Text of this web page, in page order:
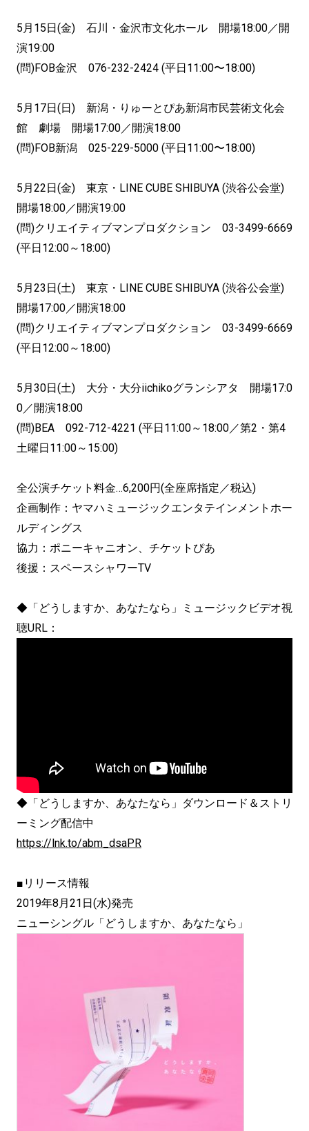
5月15日(金) 石川・金沢市文化ホール 開場18:00／開
演19:00
(問)FOB金沢 076-232-2424 (平日11:00〜18:00)
5月17日(日) 新潟・りゅーとぴあ新潟市民芸術文化会
館 劇場 開場17:00／開演18:00
(問)FOB新潟 025-229-5000 (平日11:00〜18:00)
5月22日(金) 東京・LINE CUBE SHIBUYA (渋谷公会堂)
開場18:00／開演19:00
(問)クリエイティブマンプロダクション 03-3499-6669
(平日12:00～18:00)
5月23日(土) 東京・LINE CUBE SHIBUYA (渋谷公会堂)
開場17:00／開演18:00
(問)クリエイティブマンプロダクション 03-3499-6669
(平日12:00～18:00)
5月30日(土) 大分・大分iichikoグランシアタ 開場17:0
0／開演18:00
(問)BEA 092-712-4221 (平日11:00～18:00／第2・第4
土曜日11:00～15:00)
全公演チケット料金…6,200円(全座席指定／税込)
企画制作：ヤマハミュージックエンタテインメントホー
ルディングス
協力：ポニーキャニオン、チケットぴあ
後援：スペースシャワーTV
◆「どうしますか、あなたなら」ミュージックビデオ視
聴URL：
◆「どうしますか、あなたなら」ダウンロード＆ストリ
ーミング配信中
https://lnk.to/abm_dsaPR
■リリース情報
2019年8月21日(水)発売
ニューシングル「どうしますか、あなたなら」